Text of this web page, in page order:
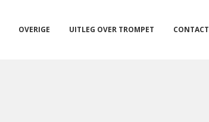
OVERIGE UITLEG OVER TROMPET CONTACT